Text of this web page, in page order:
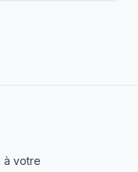
à votre